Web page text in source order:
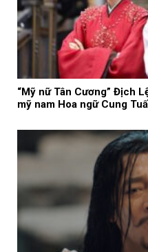
“Mỹ nữ Tân Cương” Địch
mỹ nam Hoa ngữ Cung